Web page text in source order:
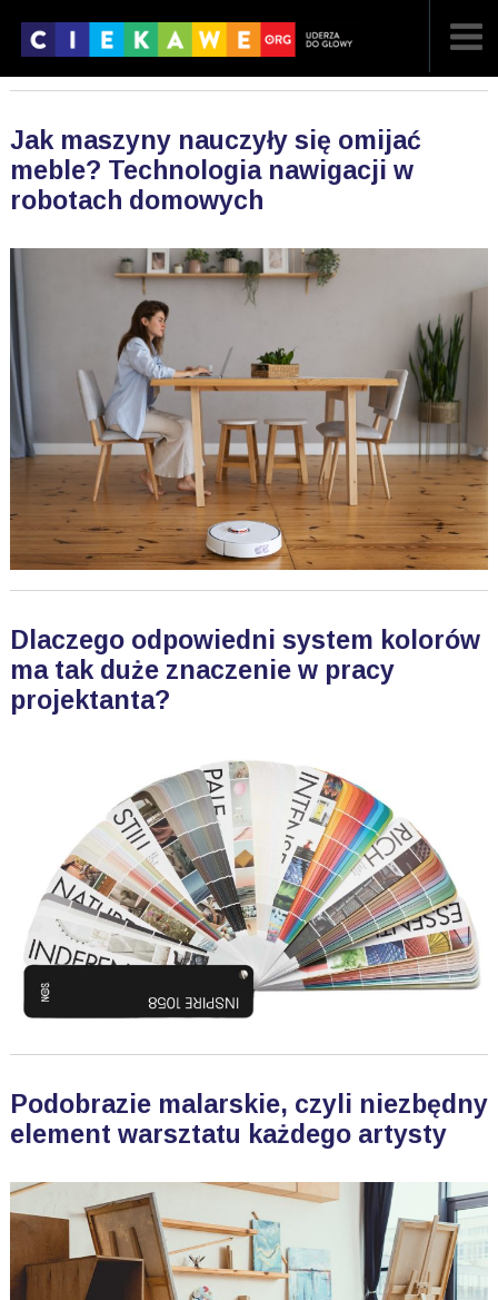
Jak maszyny nauczyły się omijać
meble? Technologia nawigacji w
robotach domowych
Dlaczego odpowiedni system kolorów
ma tak duże znaczenie w pracy
projektanta?
Podobrazie malarskie, czyli niezbędny
element warsztatu każdego artysty
POPULARNE
LOSOWE
A ARTYKUŁY
FILMY
GALERIA
KONTAKT